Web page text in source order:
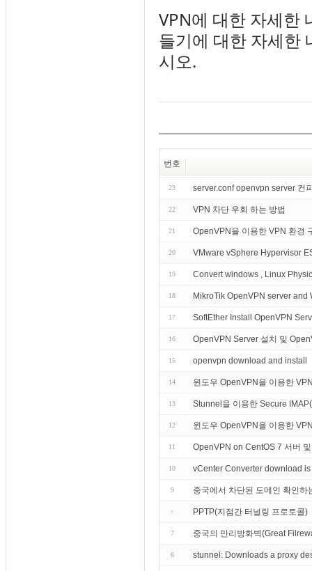
VPN에 대한 자세한
들기에 대한 자세한
시오.
번호
23 server.conf openvpn server 컨
22 VPN 차단 우회 하는 방법
21 OpenVPN을 이용한 VPN 환경
20 VMware vSphere Hypervisor
19 Convert windows , Linux
18 MikroTik OpenVPN server
17 SoftEther Install OpenVPN
16 OpenVPN Server 설치 및
15 openvpn download and install
14 윈도우 OpenVPN을 이용한
13 Stunnel을 이용한 Secure
12 윈도우 OpenVPN을 이용한
11 OpenVPN on CentOS 7 서버
10 vCenter Converter download
9 중국에서 차단된 도메인 확인하
PPTP(지점간 터널링 프로토콜)
7 중국의 만리방화벽(Great
6 stunnel: Downloads a proxy